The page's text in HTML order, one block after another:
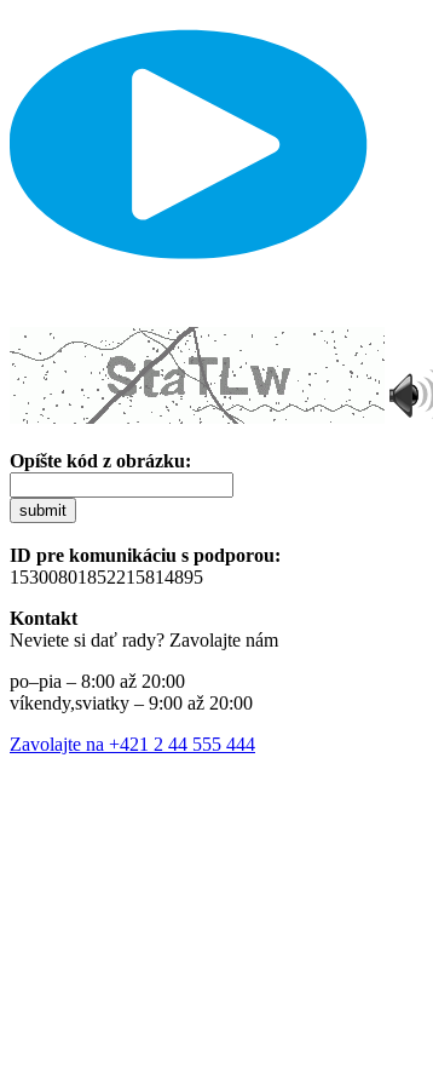
Opíšte kód z obrázku:
submit
ID pre komunikáciu s podporou:
15300801852215814895
Kontakt
Neviete si dať rady? Zavolajte nám
po–pia – 8:00 až 20:00
víkendy,sviatky – 9:00 až 20:00
Zavolajte na +421 2 44 555 444